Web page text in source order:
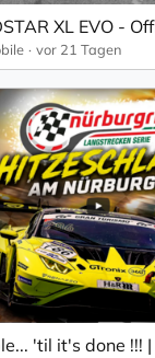
vor 21 Tagen